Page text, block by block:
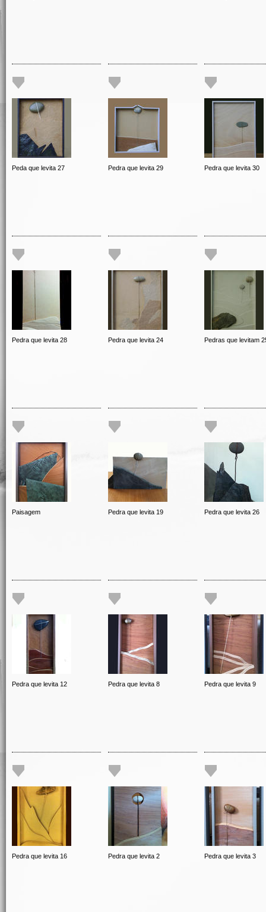
Peda que levita 27 Pedra que levita 29 Pedra que levita 30
Pedra que levita 28 Pedra que levita 24 Pedras que levitam
Paisagem Pedra que levita 19 Pedra que levita 26
Pedra que levita 12 Pedra que levita 8 Pedra que levita 9
Pedra que levita 16 Pedra que levita 2 Pedra que levita 3